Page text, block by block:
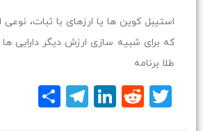
استیبل کوین ها یا ارزهای با ثبات،
که برای شبیه سازی ارزش دیگر دارایی ها
طلا برنامه
Twitter
Reddit
LinkedIn